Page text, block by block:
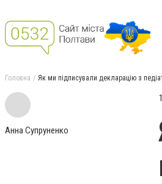
Головна Як ми підписували декларацію з
Анна Супруненко